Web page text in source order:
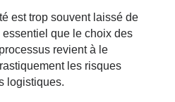
est trop souvent laissé de
essentiel que le choix des
revient à le
les risques
logistiques.